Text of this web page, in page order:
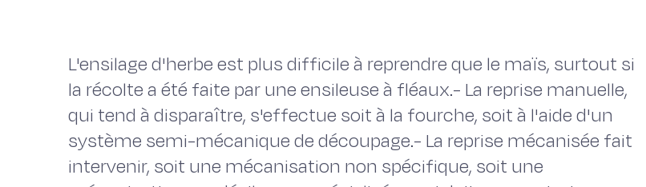
L'ensilage d'herbe est plus difficile à reprendre que le maïs, surtout si
la récolte a été faite par une ensileuse à fléaux.- La reprise manuelle,
qui tend à disparaître, s'effectue soit à la fourche, soit à l'aide d'un
système semi-mécanique de découpage.- La reprise mécanisée fait
intervenir, soit une mécanisation non spécifique, soit une